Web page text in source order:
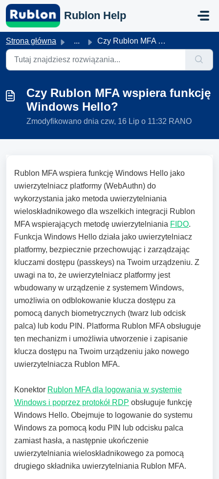
Przejdź do głównej treści
Rublon Help
Strona główna ... Czy Rublon MFA wspiera funkcję Windows Hello?
Czy Rublon MFA wspiera funkcję
Windows Hello?
Zmodyfikowano dnia czw, 16 Lip o 11:32 RANO
Rublon MFA wspiera funkcję Windows Hello jako
uwierzytelniacz platformy (WebAuthn) do
wykorzystania jako metoda uwierzytelniania
wieloskładnikowego dla wszelkich integracji Rublon
MFA wspierających metodę uwierzytelniania FIDO.
Funkcja Windows Hello działa jako uwierzytelniacz
platformy, bezpiecznie przechowując i zarządzając
kluczami dostępu (passkeys) na Twoim urządzeniu. Z
uwagi na to, że uwierzytelniacz platformy jest
wbudowany w urządzenie z systemem Windows,
umożliwia on odblokowanie klucza dostępu za
pomocą danych biometrycznych (twarz lub odcisk
palca) lub kodu PIN. Platforma Rublon MFA obsługuje
ten mechanizm i umożliwia utworzenie i zapisanie
klucza dostępu na Twoim urządzeniu jako nowego
uwierzytelniacza Rublon MFA.
Konektor Rublon MFA dla logowania w systemie
Windows i poprzez protokół RDP obsługuje funkcję
Windows Hello. Obejmuje to logowanie do systemu
Windows za pomocą kodu PIN lub odcisku palca
zamiast hasła, a następnie ukończenie
uwierzytelniania wieloskładnikowego za pomocą
drugiego składnika uwierzytelniania Rublon MFA.